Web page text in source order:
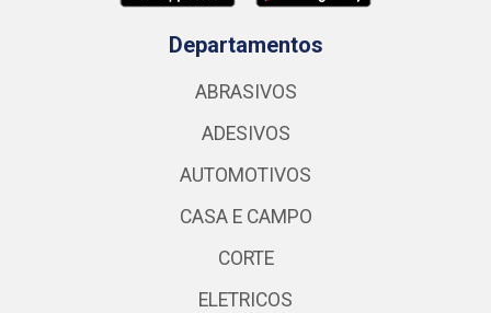
Departamentos
ABRASIVOS
ADESIVOS
AUTOMOTIVOS
CASA E CAMPO
CORTE
ELETRICOS